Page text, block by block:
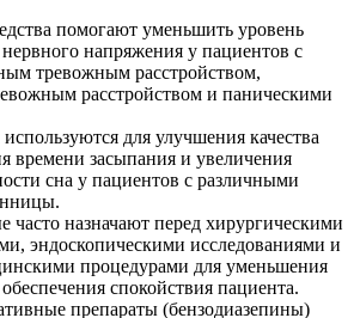
помогают уменьшить уровень
напряжения у пациентов с
тревожным расстройством,
расстройством и паническими
для улучшения качества
времени засыпания и увеличения
сна у пациентов с различными
часто назначают перед хирургическими
эндоскопическими исследованиями и
процедурами для уменьшения
спокойствия пациента.
препараты (бензодиазепины)